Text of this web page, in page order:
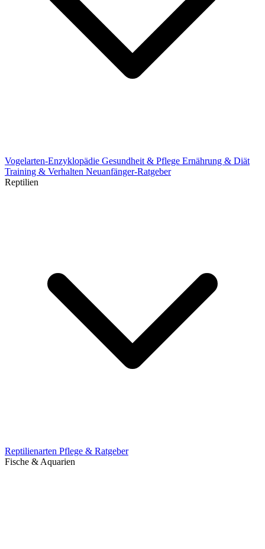
Vogelarten-Enzyklopädie Gesundheit & Pflege Ernährung & Diät
Training & Verhalten Neuanfänger-Ratgeber
Reptilien
Reptilienarten Pflege & Ratgeber
Fische & Aquarien